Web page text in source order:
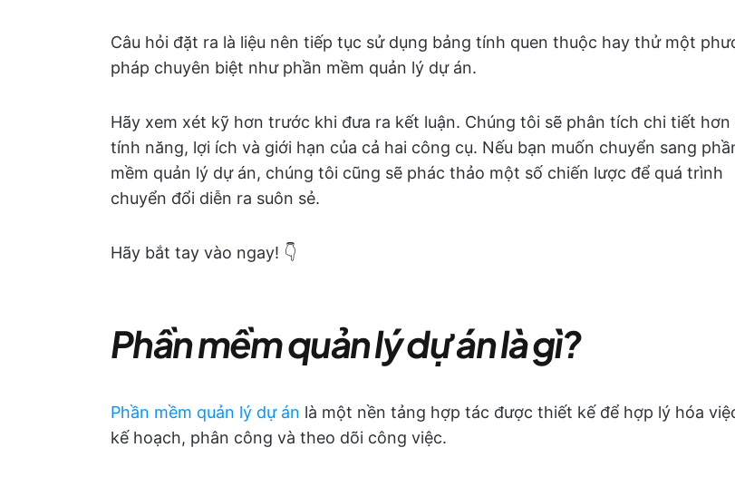
Câu hỏi đặt ra là liệu nên tiếp tục sử dụng bảng tính quen thuộc hay thử một
pháp chuyên biệt như phần mềm quản lý dự án.
Hãy xem xét kỹ hơn trước khi đưa ra kết luận. Chúng tôi sẽ phân tích chi tiết hơn
tính năng, lợi ích và giới hạn của cả hai công cụ. Nếu bạn muốn chuyển sang
mềm quản lý dự án, chúng tôi cũng sẽ phác thảo một số chiến lược để quá trình
chuyển đổi diễn ra suôn sẻ.
Hãy bắt tay vào ngay! 👇
Phần mềm quản lý dự án là gì?
Phần mềm quản lý dự án là một nền tảng hợp tác được thiết kế để hợp lý hóa
kế hoạch, phân công và theo dõi công việc.